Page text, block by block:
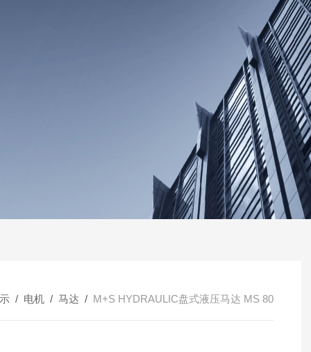
/ 电机 / 马达 / M+S HYDRAULIC盘式液压马达 MS 80